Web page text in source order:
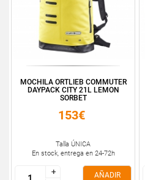
MOCHILA ORTLIEB COMMUTER
DAYPACK CITY 21L LEMON
SORBET
153€
Talla ÚNICA
En stock, entrega en 24-72h
+
+
AÑADIR